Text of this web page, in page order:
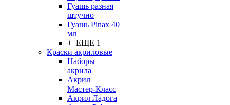
Гуашь разная
штучно
Гуашь Pinax 40
мл
+ ЕЩЕ 1
Краски акриловые
Наборы
акрила
Акрил
Мастер-Класс
Акрил Ладога